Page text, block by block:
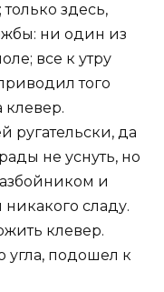
здесь,
ни один из
все к утру
того
клевер.
ругательски, да
не уснуть, но
и
сладу.
клевер.
угла, подошел к